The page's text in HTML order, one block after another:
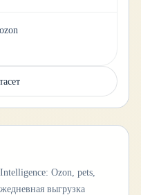
ozon
Ozon, pets,
выгрузка